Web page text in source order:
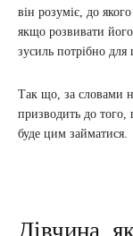
він розуміє, до
якщо розвивати
зусиль потрібно для
Так що, за словами
призводить до того,
буде цим займатися.
Дівчина,